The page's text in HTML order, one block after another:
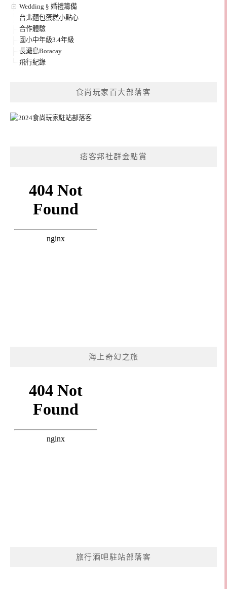
Wedding § 婚禮籌備
台北麵包蛋糕小點心
合作體驗
國小中年級3.4年級
長灘島Boracay
飛行紀錄
食尚玩家百大部落客
痞客邦社群金點賞
海上奇幻之旅
旅行酒吧駐站部落客